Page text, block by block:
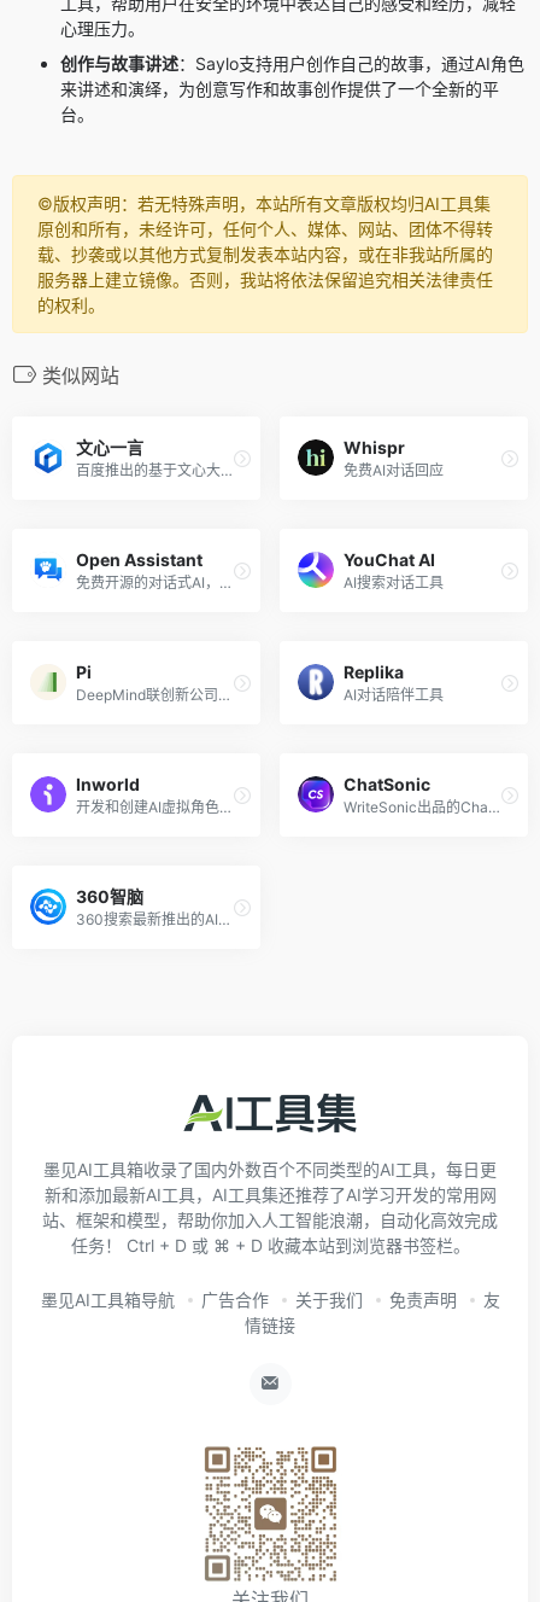
心理压力。
创作与故事讲述：Saylo支持用户创作自己的故事，通过AI角色
来讲述和演绎，为创意写作和故事创作提供了一个全新的平
台。
©️版权声明：若无特殊声明，本站所有文章版权均归AI工具集
原创和所有，未经许可，任何个人、媒体、网站、团体不得转
载、抄袭或以其他方式复制发表本站内容，或在非我站所属的
服务器上建立镜像。否则，我站将依法保留追究相关法律责任
的权利。
类似网站
文心一言
百度推出的基于文心大模型的AI对话互动工具
Whispr
免费AI对话回应
Open Assistant
免费开源的对话式AI，GitHub星标超3万
YouChat AI
AI搜索对话工具
Pi
DeepMind联创新公司推出的AI聊天机器人
Replika
AI对话陪伴工具
Inworld
开发和创建AI虚拟角色并与其互动
ChatSonic
WriteSonic出品的ChatGPT竞品
360智脑
360搜索最新推出的AI对话聊天机器人
墨见AI工具箱收录了国内外数百个不同类型的AI工具，每日更
新和添加最新AI工具，AI工具集还推荐了AI学习开发的常用网
站、框架和模型，帮助你加入人工智能浪潮，自动化高效完成
任务！ Ctrl + D 或 ⌘ + D 收藏本站到浏览器书签栏。
墨见AI工具箱导航 广告合作 关于我们 免责声明
友
情链接